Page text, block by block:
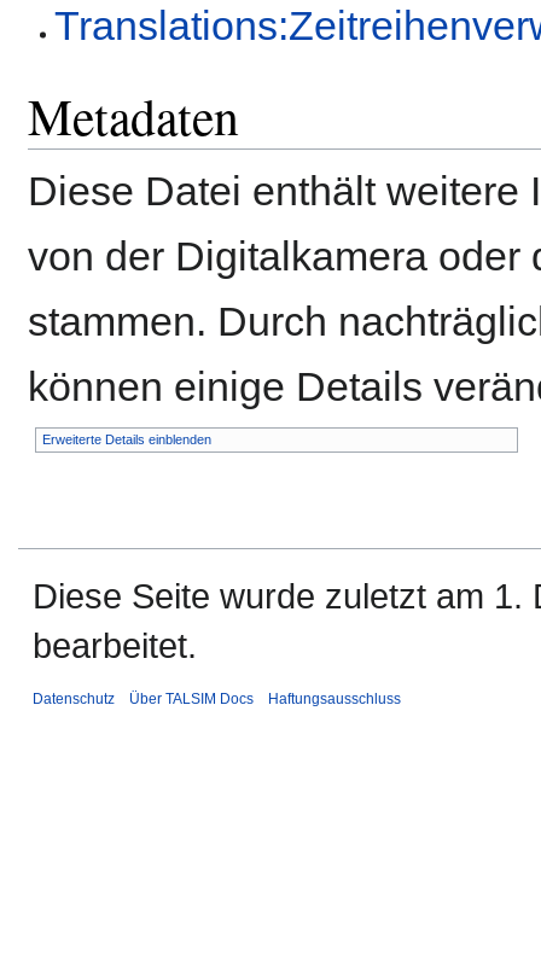
Metadaten
Diese Datei enthält weitere
von der Digitalkamera oder
stammen. Durch
können einige Details
Erweiterte Details einblenden
Diese Seite wurde zuletzt am
bearbeitet.
Datenschutz Über TALSIM Docs Haftungsausschluss